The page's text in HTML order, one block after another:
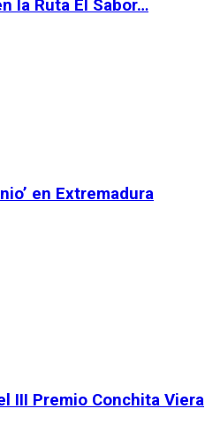
la Ruta El Sabor…
en Extremadura
III Premio Conchita Viera